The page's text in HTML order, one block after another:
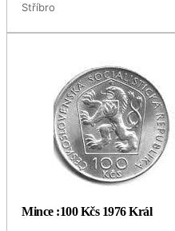
Stříbro
Mince :100 Kčs 1976 Král